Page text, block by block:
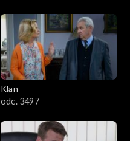
Klan
odc. 3497